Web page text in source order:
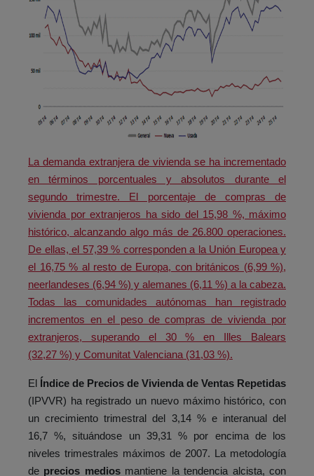
La demanda extranjera de vivienda se ha incrementado
en términos porcentuales y absolutos durante el
segundo trimestre. El porcentaje de compras de
vivienda por extranjeros ha sido del 15,98 %, máximo
histórico, alcanzando algo más de 26.800 operaciones.
De ellas, el 57,39 % corresponden a la Unión Europea y
el 16,75 % al resto de Europa, con británicos (6,99 %),
neerlandeses (6,94 %) y alemanes (6,11 %) a la cabeza.
Todas las comunidades autónomas han registrado
incrementos en el peso de compras de vivienda por
extranjeros, superando el 30 % en Illes Balears
(32,27 %) y Comunitat Valenciana (31,03 %).
El Índice de Precios de Vivienda de Ventas Repetidas
(IPVVR) ha registrado un nuevo máximo histórico, con
un crecimiento trimestral del 3,14 % e interanual del
16,7 %, situándose un 39,31 % por encima de los
niveles trimestrales máximos de 2007. La metodología
de precios mediosmantiene la tendencia alcista, con